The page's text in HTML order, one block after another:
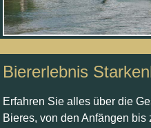
Biererlebnis
Erfahren Sie alles über die
Bieres, von den Anfängen